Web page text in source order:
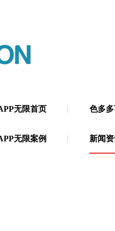
无限首页 色多
无限案例 新闻